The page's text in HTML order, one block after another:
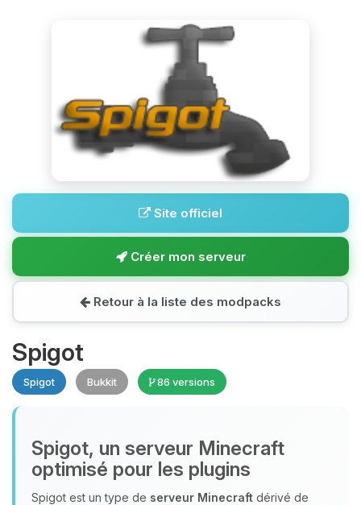
Site officiel
Créer mon serveur
Retour à la liste des modpacks
Spigot
Spigot Bukkit 86 versions
Spigot, un serveur Minecraft
optimisé pour les plugins
Spigot est un type de serveur Minecraft dérivé de